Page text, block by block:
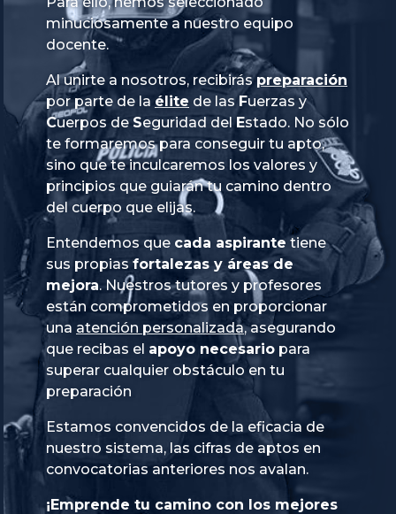
minuciosamente a nuestro equipo
docente.
Al unirte a nosotros, recibiráspreparación
por parte de la élite de las Fuerzas y
Cuerpos de Seguridad del Estado. No sólo
te formaremos para conseguir tu apto,
sino que te inculcaremos los valores y
principios que guiarán tu camino dentro
del cuerpo que elijas.
Entendemos que cada aspirante tiene
sus propias fortalezas y áreas de
mejora. Nuestros tutores y profesores
están comprometidos en proporcionar
una atención personalizada, asegurando
que recibas el apoyo necesario para
superar cualquier obstáculo en tu
preparación
Estamos convencidos de la eficacia de
nuestro sistema, las cifras de aptos en
convocatorias anteriores nos avalan.
¡Emprende tu camino con los mejores